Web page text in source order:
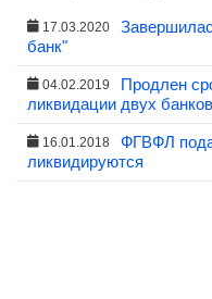
17.03.2020
банк"
04.02.2019
Продлен
ликвидации двух банков
16.01.2018
ФГВФЛ
ликвидируются